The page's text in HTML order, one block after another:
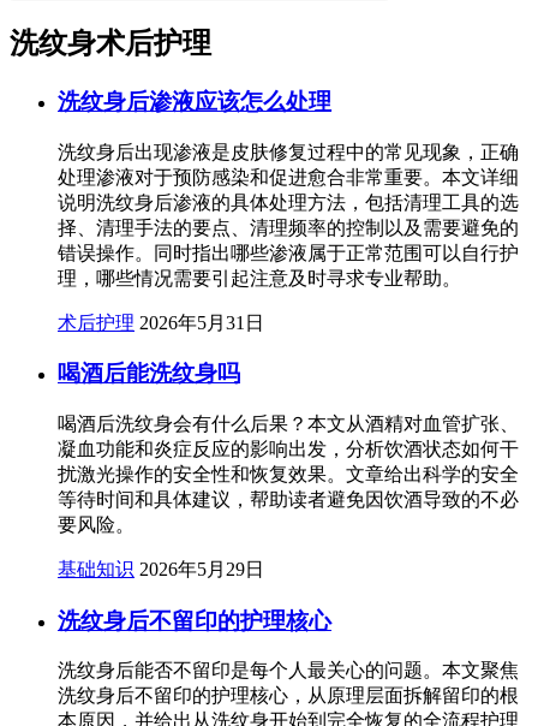
洗纹身术后护理
洗纹身后渗液应该怎么处理
洗纹身后出现渗液是皮肤修复过程中的常见现象，正确
处理渗液对于预防感染和促进愈合非常重要。本文详细
说明洗纹身后渗液的具体处理方法，包括清理工具的选
择、清理手法的要点、清理频率的控制以及需要避免的
错误操作。同时指出哪些渗液属于正常范围可以自行护
理，哪些情况需要引起注意及时寻求专业帮助。
术后护理 2026年5月31日
喝酒后能洗纹身吗
喝酒后洗纹身会有什么后果？本文从酒精对血管扩张、
凝血功能和炎症反应的影响出发，分析饮酒状态如何干
扰激光操作的安全性和恢复效果。文章给出科学的安全
等待时间和具体建议，帮助读者避免因饮酒导致的不必
要风险。
基础知识 2026年5月29日
洗纹身后不留印的护理核心
洗纹身后能否不留印是每个人最关心的问题。本文聚焦
洗纹身后不留印的护理核心，从原理层面拆解留印的根
本原因，并给出从洗纹身开始到完全恢复的全流程护理